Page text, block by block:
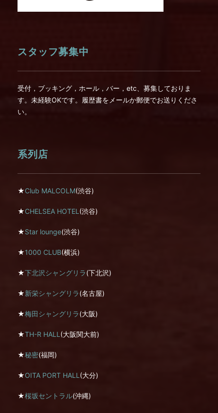
スタッフ募集中
受付，ブッキング，ホール，バー，etc、募集しておりま
す。未経験OKです。履歴書をメールか郵便でお送りくださ
い。
系列店
★Club MALCOLM(渋谷)
★CHELSEA HOTEL (渋谷)
★Star lounge(渋谷)
★1000 CLUB(横浜)
★下北沢シャングリラ(下北沢)
★新栄シャングリラ(名古屋)
★梅田シャングリラ(大阪)
★TH-R HALL (大阪関大前)
★秘密(福岡)
★OITA PORT HALL (大分)
★桜坂セントラル(沖縄)